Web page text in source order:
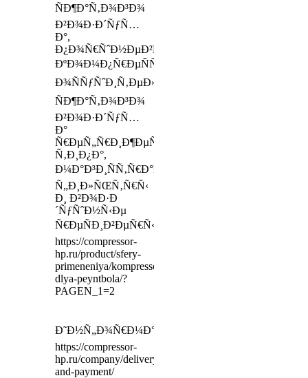
ÑÐ¶Ð°Ñ‚Ð¾Ð³Ð¾
Ð²Ð¾Ð·Ð´ÑƒÑ…
Ð°,
Ð¿Ð¾Ñ€ÑˆÐ½ÐµÐ²Ñ‹Ðµ
ÐºÐ¾Ð¼Ð¿Ñ€ÐµÑÑÐ¾Ñ€Ñ‹,
Ð¾ÑÑƒÑˆÐ¸Ñ‚ÐµÐ»Ð¸
ÑÐ¶Ð°Ñ‚Ð¾Ð³Ð¾
Ð²Ð¾Ð·Ð´ÑƒÑ…
Ð°
Ñ€ÐµÑ„Ñ€Ð¸Ð¶ÐµÑ€Ð°Ñ‚Ð¾Ñ€Ð½Ð¾Ð³Ð¾
Ñ‚Ð¸Ð¿Ð°,
Ð¼Ð°Ð³Ð¸ÑÑ‚Ñ€Ð°Ð»ÑŒÐ½Ñ‹Ðµ
Ñ„Ð¸Ð»ÑŒÑ‚Ñ€Ñ‹
Ð¸ Ð²Ð¾Ð·Ð
´ÑƒÑˆÐ½Ñ‹Ðµ
Ñ€ÐµÑÐ¸Ð²ÐµÑ€Ñ‹
https://compressor-
hp.ru/product/sfery-
primeneniya/kompressory-
dlya-peyntbola/?
PAGEN_1=2
Ð˜Ð½Ñ„Ð¾Ñ€Ð¼Ð°Ñ†Ð¸Ñ
https://compressor-
hp.ru/company/delivery-
and-payment/